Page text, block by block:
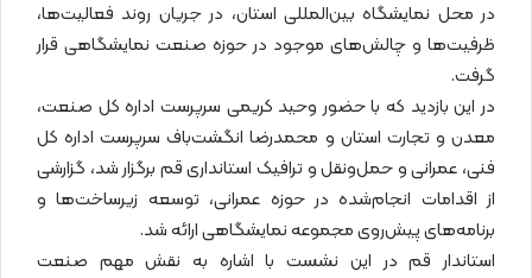
در محل نمایشگاه بین‌المللی استان، در جریان روند فعالیت‌ها،
ظرفیت‌ها و چالش‌های موجود در حوزه صنعت نمایشگاهی قرار
گرفت.
در این بازدید که با حضور وحید کریمی سرپرست اداره کل صنعت،
معدن و تجارت استان و محمدرضا انگشت‌باف سرپرست اداره کل
فنی، عمرانی و حمل‌ونقل و ترافیک استانداری قم برگزار شد، گزارشی
از اقدامات انجام‌شده در حوزه عمرانی، توسعه زیرساخت‌ها و
برنامه‌های پیش‌روی مجموعه نمایشگاهی ارائه شد.
استاندار قم در این نشست با اشاره به نقش مهم صنعت